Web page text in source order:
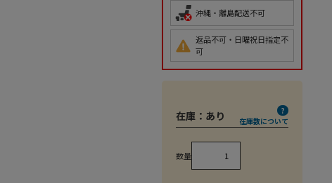
沖縄・離島配送不可
返品不可・日曜祝日指定不
可
在庫： あり 在庫数について
数量